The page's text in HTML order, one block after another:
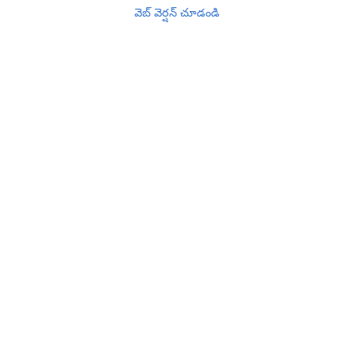
వెబ్ వెర్షన్‌ చూడండి